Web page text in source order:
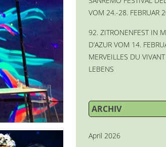
VOM 24.-28. FEBRUAR
92. ZITRONENFEST IN
D’AZUR VOM 14.
MERVEILLES DU
LEBENS
ARCHIV
April 2026